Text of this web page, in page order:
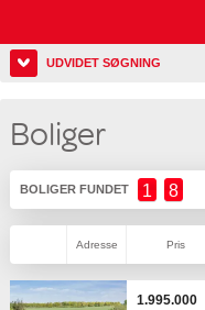
UDVIDET SØGNING
Boliger
BOLIGER FUNDET 1 8
Adresse Pris
1.995.000